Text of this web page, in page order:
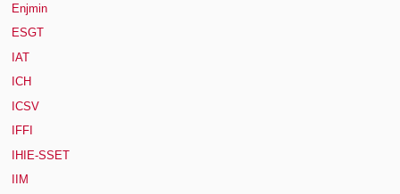
Enjmin
ESGT
IAT
ICH
ICSV
IFFI
IHIE-SSET
IIM